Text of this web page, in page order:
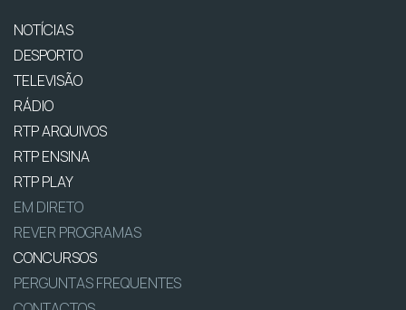
NOTÍCIAS
DESPORTO
TELEVISÃO
RÁDIO
RTP ARQUIVOS
RTP ENSINA
RTP PLAY
EM DIRETO
REVER PROGRAMAS
CONCURSOS
PERGUNTAS FREQUENTES